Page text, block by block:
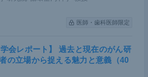
医師・歯科医師限定
学会レポート】 過去と現在のがん研
立場から捉える魅力と意義（40